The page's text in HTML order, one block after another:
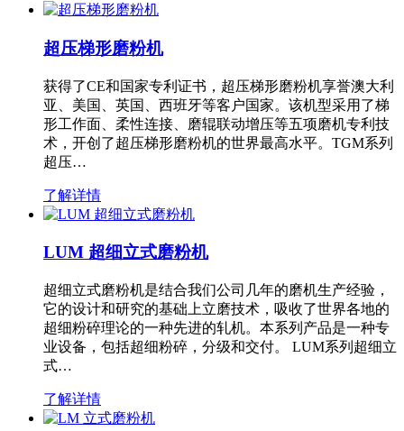
超压梯形磨粉机
获得了CE和国家专利证书，超压梯形磨粉机享誉澳大利
亚、美国、英国、西班牙等客户国家。该机型采用了梯
形工作面、柔性连接、磨辊联动增压等五项磨机专利技
术，开创了超压梯形磨粉机的世界最高水平。TGM系列
超压…
了解详情
LUM 超细立式磨粉机
超细立式磨粉机是结合我们公司几年的磨机生产经验，
它的设计和研究的基础上立磨技术，吸收了世界各地的
超细粉碎理论的一种先进的轧机。本系列产品是一种专
业设备，包括超细粉碎，分级和交付。 LUM系列超细立
式…
了解详情